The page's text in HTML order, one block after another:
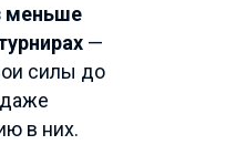
меньше
—
силы до
в них.